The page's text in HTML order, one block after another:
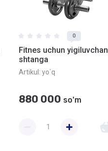
0
Fitnes uchun yigiluvchan
shtanga
Artikul: yo`q
880 000 so'm